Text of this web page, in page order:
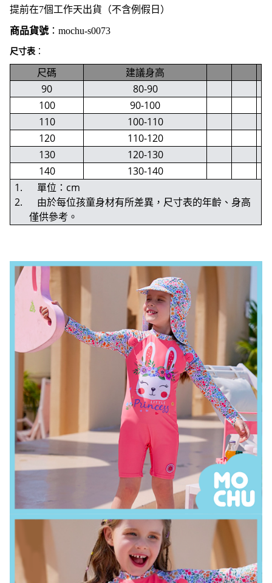
提前在7個工作天出貨（不含例假日）
商品貨號： mochu-s0073
尺寸表 ：
尺碼
建議身高
90
80-90
100
90-100
110
100-110
120
110-120
130
120-130
140
130-140
1. 單位：cm
2. 由於每位孩童身材有所差異，尺寸表的年齡、身高
僅供參考。